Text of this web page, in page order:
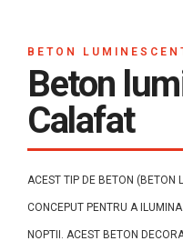
BETON
Beton
Calafat
ACEST TIP DE BETON (BETON
CONCEPUT PENTRU A
NOPTII. ACEST BETON